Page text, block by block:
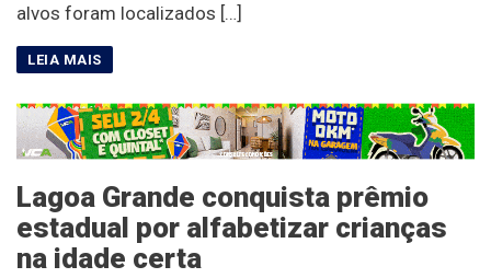
alvos foram localizados […]
Lagoa Grande conquista prêmio
estadual por alfabetizar crianças
na idade certa